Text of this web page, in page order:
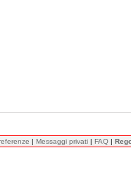
| Messaggi privati | FAQ |